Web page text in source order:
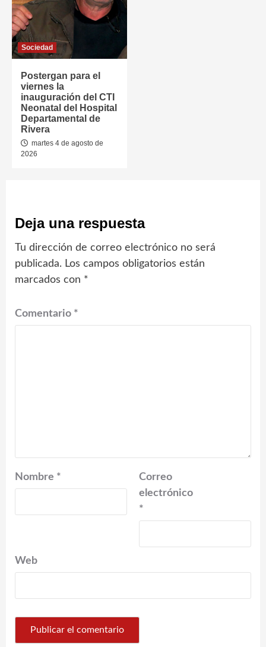
Sociedad
Postergan para el
viernes la
inauguración del CTI
Neonatal del Hospital
Departamental de
Rivera
martes 4 de agosto de
2026
Deja una respuesta
Tu dirección de correo electrónico no será
publicada. Los campos obligatorios están
marcados con *
Comentario *
Nombre *
Correo
electrónico
*
Web